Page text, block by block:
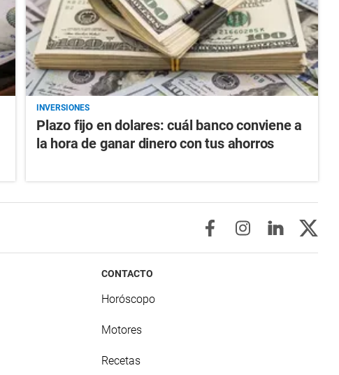
INVERSIONES
Plazo fijo en dolares: cuál banco conviene a
la hora de ganar dinero con tus ahorros
CONTACTO
Horóscopo
Motores
Recetas